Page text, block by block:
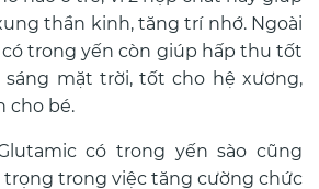
thần kinh, tăng trí nhớ. Ngoài
có trong yến còn giúp hấp thu tốt
mặt trời, tốt cho hệ xương,
cho bé.
có trong yến sào cũng
trọng trong việc tăng cường chức